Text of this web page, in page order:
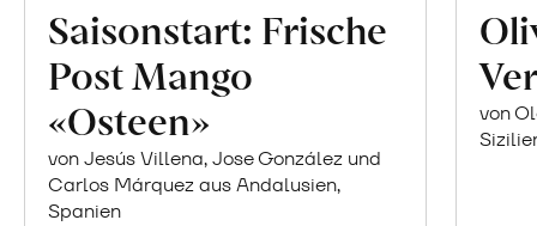
Saisonstart: Frische
Post Mango
«Osteen»
von Jesús Villena, Jose González und
Carlos Márquez aus Andalusien,
Spanien
von